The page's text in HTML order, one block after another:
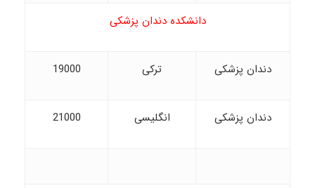
دانشکده دندان پزشکی
19000 ترکی دندان پزشکی
21000 انگلیسی دندان پزشکی